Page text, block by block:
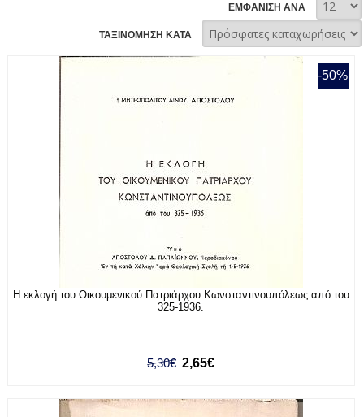
ΕΜΦΑΝΙΣΗ ΑΝΑ
ΤΑΞΙΝΟΜΗΣΗ ΚΑΤΑ
-50%
Η εκλογή του Οικουμενικού Πατριάρχου Κωνσταντινουπόλεως από του
325-1936.
5,30€ 2,65€